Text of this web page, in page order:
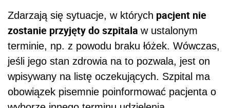
Zdarzają się sytuacje, w których pacjent nie
zostanie przyjęty do szpitala w ustalonym
terminie, np. z powodu braku łóżek. Wówczas,
jeśli jego stan zdrowia na to pozwala, jest on
wpisywany na listę oczekujących. Szpital ma
obowiązek pisemnie poinformować pacjenta o